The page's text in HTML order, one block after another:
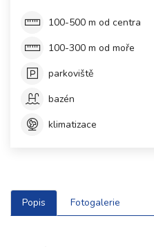
100-500 m od centra
100-300 m od moře
parkoviště
bazén
klimatizace
Popis Fotogalerie